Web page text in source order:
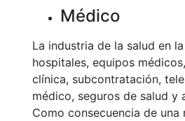
Médico
La industria de la salud en
hospitales, equipos
clínica, subcontratación,
médico, seguros de salud y
Como consecuencia de